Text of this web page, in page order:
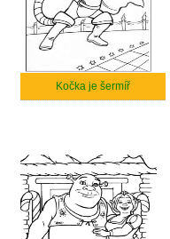
Kočka je šermíř